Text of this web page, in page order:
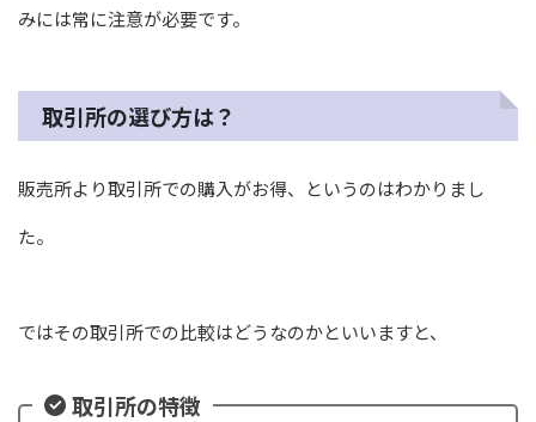
みには常に注意が必要です。
取引所の選び方は？
販売所より取引所での購入がお得、というのはわかりまし
た。
ではその取引所での比較はどうなのかといいますと、
取引所の特徴